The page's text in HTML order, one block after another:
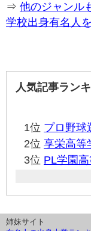
⇒ 他のジャンル
学校出身有名人
人気記事ラン
1位 プロ野球
2位 享栄高等
3位 PL学園
姉妹サイト